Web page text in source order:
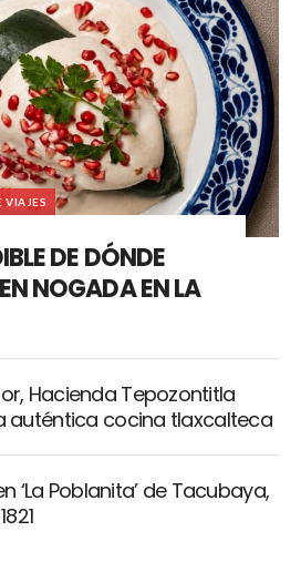
VIAJES
DE DÓNDE
NOGADA EN LA
Hacienda Tepozontitla
auténtica cocina tlaxcalteca
‘La Poblanita’ de Tacubaya,